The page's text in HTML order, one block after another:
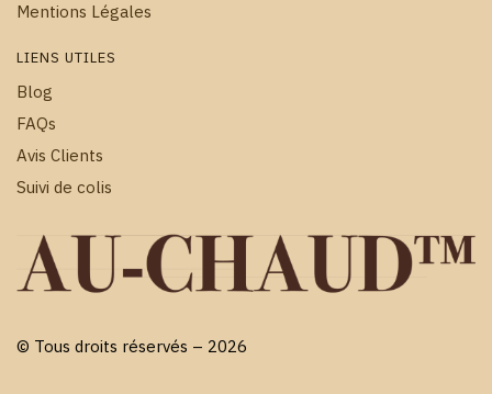
Mentions Légales
LIENS UTILES
Blog
FAQs
Avis Clients
Suivi de colis
© Tous droits réservés – 2026